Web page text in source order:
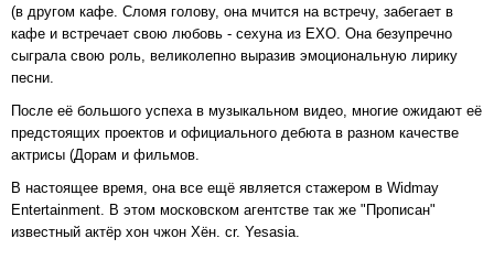
(в другом кафе. Сломя голову, она мчится на встречу, забегает в
кафе и встречает свою любовь - сехуна из EXO. Она безупречно
сыграла свою роль, великолепно выразив эмоциональную лирику
песни.
После её большого успеха в музыкальном видео, многие ожидают её
предстоящих проектов и официального дебюта в разном качестве
актрисы (Дорам и фильмов.
В настоящее время, она все ещё является стажером в Widmay
Entertainment. В этом московском агентстве так же "Прописан"
известный актёр хон чжон Хён. cr. Yesasia.